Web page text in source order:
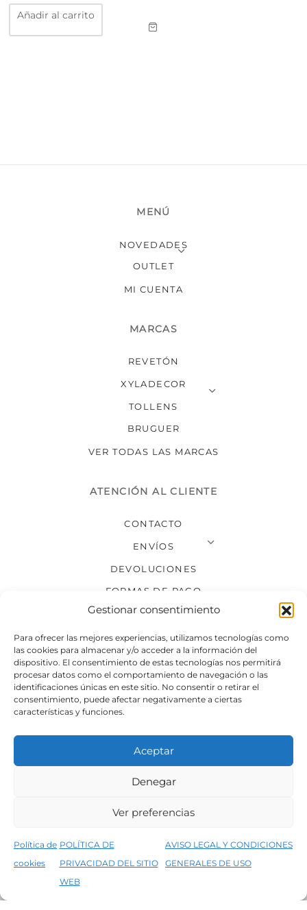
Gestionar consentimiento
Para ofrecer las mejores experiencias, utilizamos tecnologías como
las cookies para almacenar y/o acceder a la información del
dispositivo. El consentimiento de estas tecnologías nos permitirá
procesar datos como el comportamiento de navegación o las
identificaciones únicas en este sitio. No consentir o retirar el
consentimiento, puede afectar negativamente a ciertas
características y funciones.
Aceptar
Denegar
Ver preferencias
Política de
cookies
POLÍTICA DE
PRIVACIDAD DEL SITIO
WEB
AVISO LEGAL Y CONDICIONES
GENERALES DE USO
5% de descuento en tu primera compra, utiliza el código PRIMERACOMPRA
Añadir al carrito
MENÚ
NOVEDADES
OUTLET
MI CUENTA
MARCAS
REVETÓN
XYLADECOR
TOLLENS
BRUGUER
VER TODAS LAS MARCAS
ATENCIÓN AL CLIENTE
CONTACTO
ENVÍOS
DEVOLUCIONES
FORMAS DE PAGO
SÍGUENOS
Condiciones generales de venta
Política de privacidad del sitio web
©2026 Decopintur- todos los derechos